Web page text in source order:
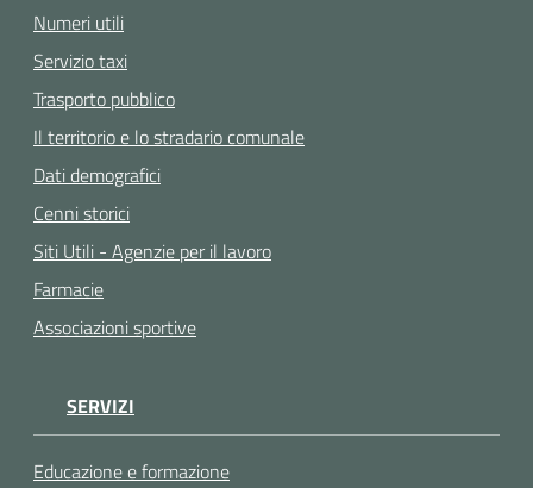
Numeri utili
Servizio taxi
Trasporto pubblico
Il territorio e lo stradario comunale
Dati demografici
Cenni storici
Siti Utili - Agenzie per il lavoro
Farmacie
Associazioni sportive
SERVIZI
Educazione e formazione